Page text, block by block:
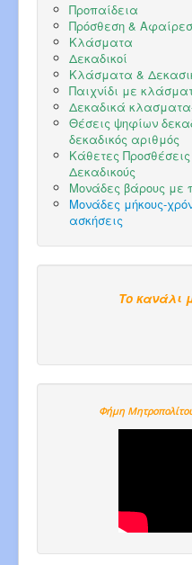
Προπαίδεια
Πρόσθεση &
Κλάσματα
Δεκαδικοί
Κλάσματα &
Παιχνίδι με
Δεκαδικά
Θέσεις ψηφίων
δεκαδικός αριθμός
Κάθετες
Δεκαδικούς
Μονάδες βάρους με
Μονάδες μήκους-
ασκήσεις
Το κανάλι
Φήμη